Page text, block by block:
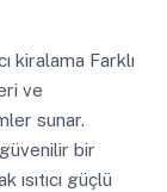
kiralama Farklı
ve
sunar.
güvenilir bir
ısıtıcı güçlü